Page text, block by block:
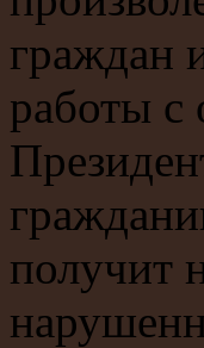
граждан
работы с
получит